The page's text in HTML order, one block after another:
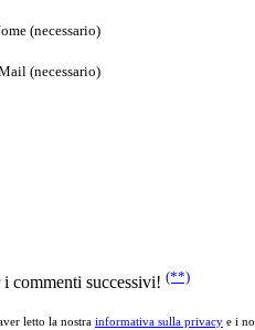
(necessario)
(necessario)
commenti successivi! (**)
letto la nostra informativa sulla privacy e i